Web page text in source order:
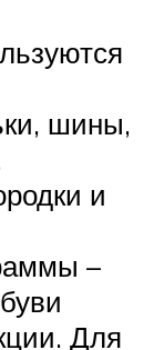
шины,
и
–
Для